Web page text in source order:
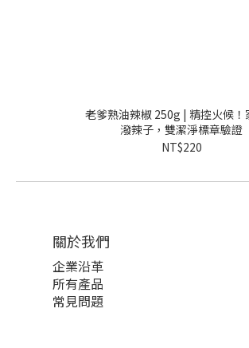
老爹熟油辣椒 250g | 精控火候！
潑辣子，雙潔淨標章驗證
NT$220
關於我們
企業沿革
所有產品
常見問題